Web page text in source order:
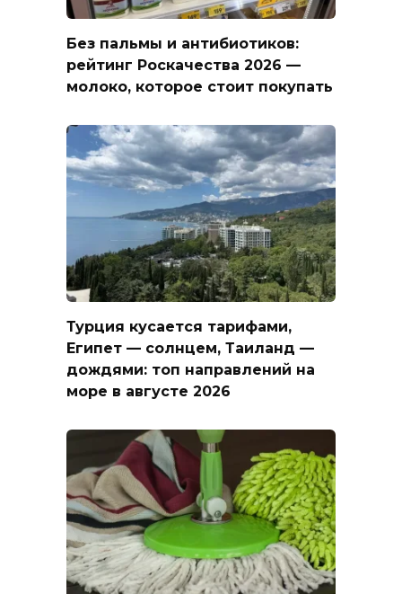
Без пальмы и антибиотиков:
рейтинг Роскачества 2026 —
молоко, которое стоит покупать
Турция кусается тарифами,
Египет — солнцем, Таиланд —
дождями: топ направлений на
море в августе 2026